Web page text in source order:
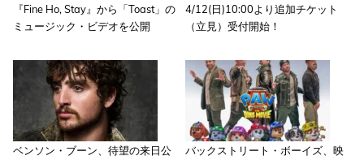
『Fine Ho, Stay』から「Toast」の
ミュージック・ビデオを公開
4/12(日)10:00より追加チケット
（立見）受付開始！
ベンソン・ブーン、待望の来日公
バックストリート・ボーイズ、映